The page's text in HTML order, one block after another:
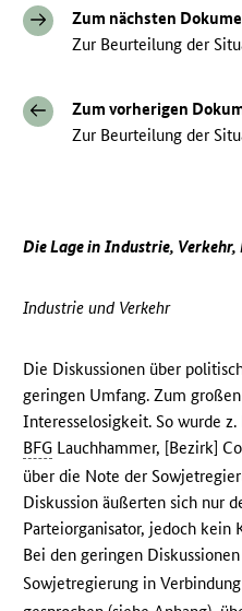
Zum nächsten
Zur Beurteilung der
Zum vorherigen
Zur Beurteilung der
Die Lage in Industrie,
Industrie und Verkehr
Die Diskussionen über
geringen Umfang. Zum
Interesselosigkeit. So wurde
BFG Lauchhammer, [Bezirk]
über die Note der
Diskussion äußerten sich nur
Parteiorganisator, jedoch kein
Bei den geringen
Sowjetregierung in